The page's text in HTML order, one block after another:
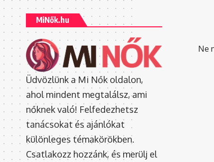
MiNők.hu
Üdvözlünk a Mi Nők oldalon,
ahol mindent megtalálsz, ami
nőknek való! Felfedezhetsz
tanácsokat és ajánlókat
különleges témakörökben.
Csatlakozz hozzánk, és merülj el
Ne